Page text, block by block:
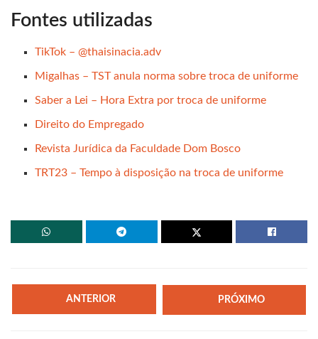
Fontes utilizadas
TikTok – @thaisinacia.adv
Migalhas – TST anula norma sobre troca de uniforme
Saber a Lei – Hora Extra por troca de uniforme
Direito do Empregado
Revista Jurídica da Faculdade Dom Bosco
TRT23 – Tempo à disposição na troca de uniforme
ANTERIOR PRÓXIMO